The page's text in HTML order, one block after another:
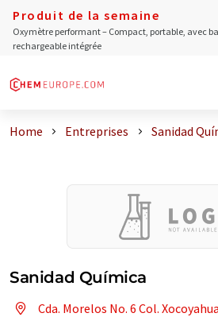
Produit de la semaine
Oxymètre performant – Compact, portable, avec
rechargeable intégrée
Home Entreprises Sanidad
Sanidad Química
Cda. Morelos No. 6 Col.